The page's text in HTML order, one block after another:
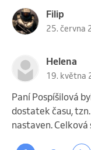
Filip
25. června
Helena
19. května
Paní Pospíšilová
dostatek času,
nastaven.